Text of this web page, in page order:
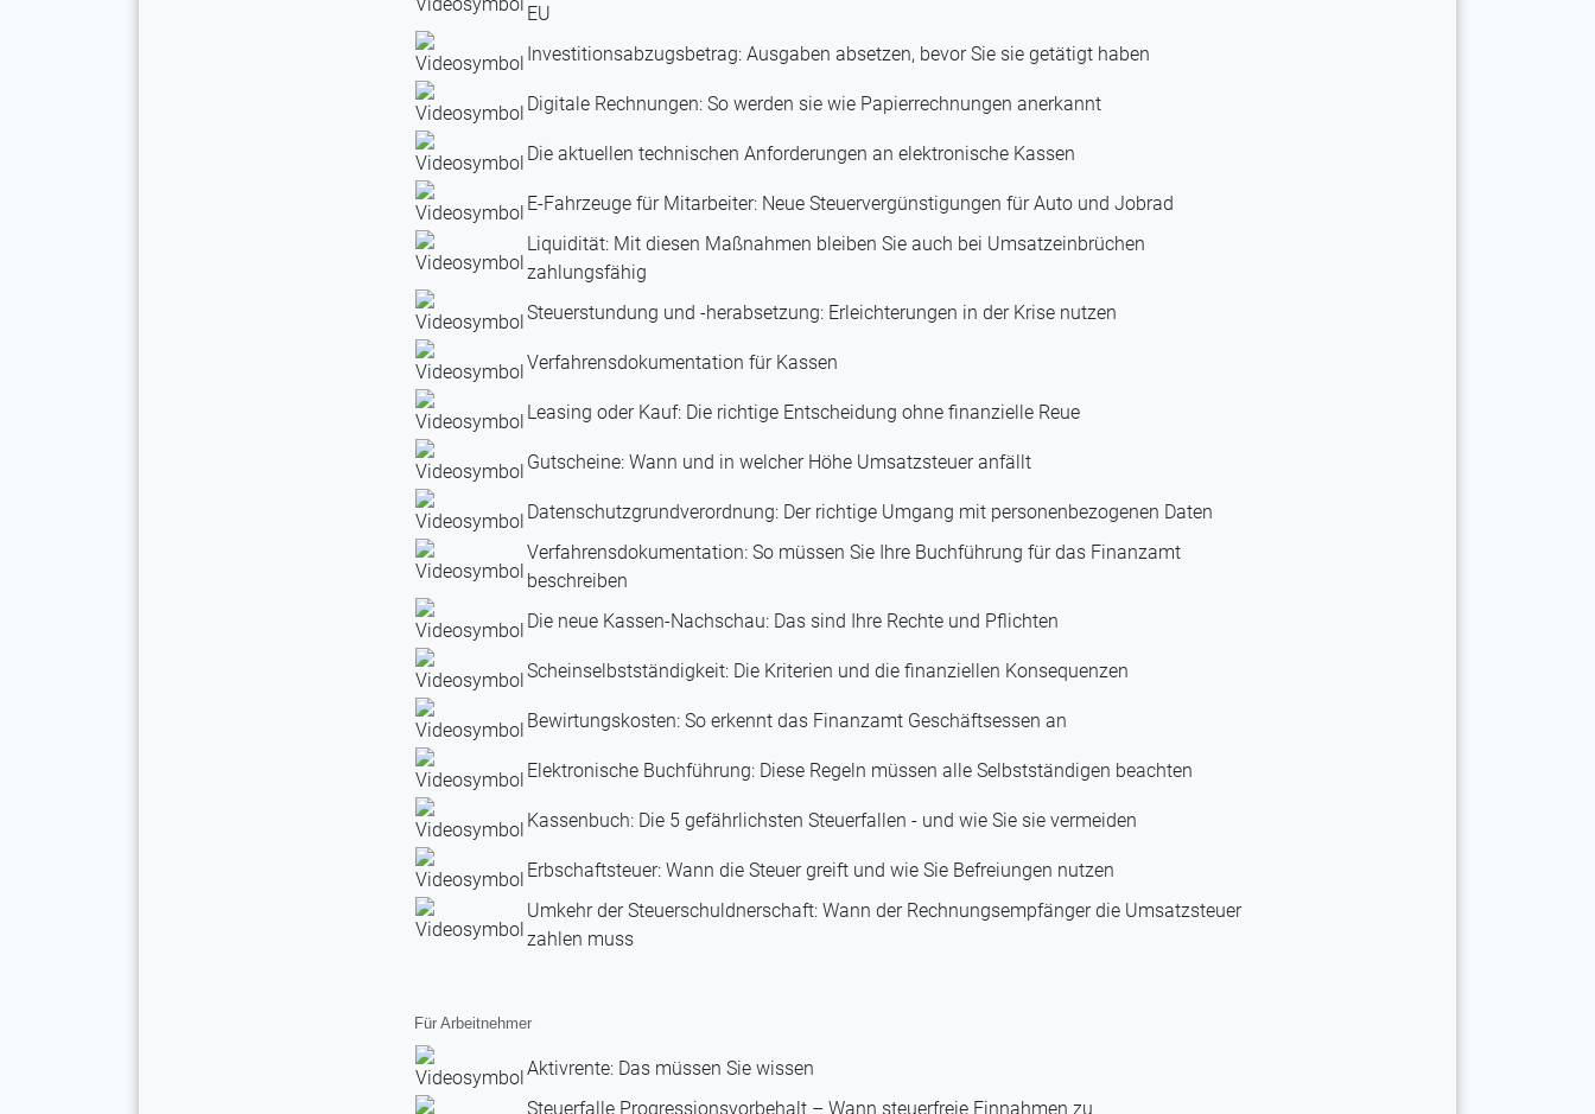
EU
Investitionsabzugsbetrag: Ausgaben absetzen, bevor Sie sie getätigt haben
Digitale Rechnungen: So werden sie wie Papierrechnungen anerkannt
Die aktuellen technischen Anforderungen an elektronische Kassen
E-Fahrzeuge für Mitarbeiter: Neue Steuervergünstigungen für Auto und Jobrad
Liquidität: Mit diesen Maßnahmen bleiben Sie auch bei Umsatzeinbrüchen
zahlungsfähig
Steuerstundung und -herabsetzung: Erleichterungen in der Krise nutzen
Verfahrensdokumentation für Kassen
Leasing oder Kauf: Die richtige Entscheidung ohne finanzielle Reue
Gutscheine: Wann und in welcher Höhe Umsatzsteuer anfällt
Datenschutzgrundverordnung: Der richtige Umgang mit personenbezogenen Daten
Verfahrensdokumentation: So müssen Sie Ihre Buchführung für das Finanzamt
beschreiben
Die neue Kassen-Nachschau: Das sind Ihre Rechte und Pflichten
Scheinselbstständigkeit: Die Kriterien und die finanziellen Konsequenzen
Bewirtungskosten: So erkennt das Finanzamt Geschäftsessen an
Elektronische Buchführung: Diese Regeln müssen alle Selbstständigen beachten
Kassenbuch: Die 5 gefährlichsten Steuerfallen - und wie Sie sie vermeiden
Erbschaftsteuer: Wann die Steuer greift und wie Sie Befreiungen nutzen
Umkehr der Steuerschuldnerschaft: Wann der Rechnungsempfänger die Umsatzsteuer
zahlen muss
Für Arbeitnehmer
Aktivrente: Das müssen Sie wissen
Steuerfalle Progressionsvorbehalt – Wann steuerfreie Einnahmen zu